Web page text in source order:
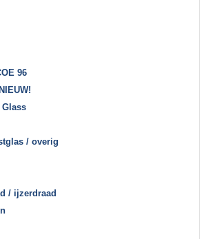
96
/ overig
/ ijzerdraad